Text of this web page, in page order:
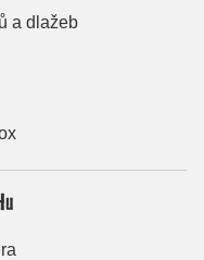
a dlažeb